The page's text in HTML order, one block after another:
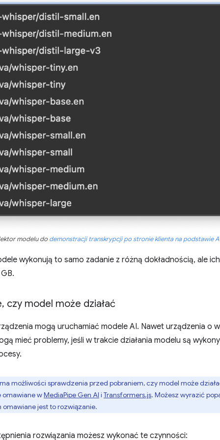
modelu do demonstracji transkrypcji po stronie klienta na podstawie
wykonują to samo zadanie z różną dokładnością, ale
, czy model może działać
mogą uruchamiać modele AI. Nawet urządzenia o
mieć problemy, jeśli w trakcie działania modelu są
możliwości sprawdzenia przed pobraniem, czy model może
omawiane wMediaPipe Gen AI i Transformers.js. Możesz wyrazić
jest to rozwiązanie.
rozwiązania możesz wykonać te czynności: